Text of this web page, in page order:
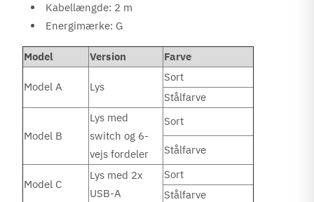
Kabellængde: 2 m
Energimærke: G
Model Version Farve
Model A Lys
Sort
Stålfarve
Model B
Lys med
switch og 6-
vejs fordeler
Sort
Stålfarve
Model C
Lys med 2x
USB-A
Sort
Stålfarve